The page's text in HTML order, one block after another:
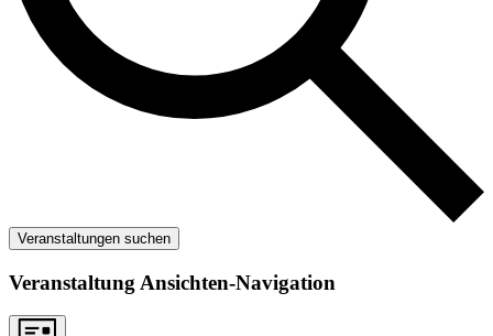
Veranstaltungen suchen
Veranstaltung Ansichten-Navigation